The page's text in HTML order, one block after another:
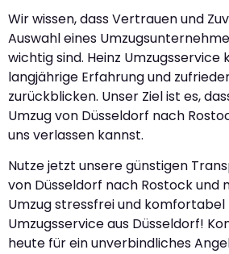
Wir wissen, dass Vertrauen und
Auswahl eines
wichtig sind. Heinz Umzugsservice
langjährige Erfahrung und
zurückblicken. Unser Ziel ist es,
Umzug von Düsseldorf nach
uns verlassen kannst.
Nutze jetzt unsere günstigen
von Düsseldorf nach Rostock und
Umzug stressfrei und komfortabel
Umzugsservice aus Düsseldorf!
heute für ein unverbindliches